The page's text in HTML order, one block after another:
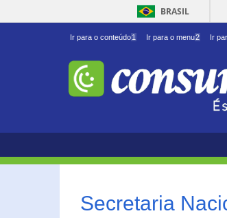
BRASIL
Ir para o conteúdo1 Ir para o menu2 Ir
Secretaria